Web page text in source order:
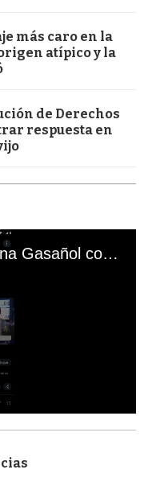
más caro en la
atípico y la
de Derechos
respuesta en
El mal momento de Yanina Gasañol con un hincha argentino en "Subrayado"